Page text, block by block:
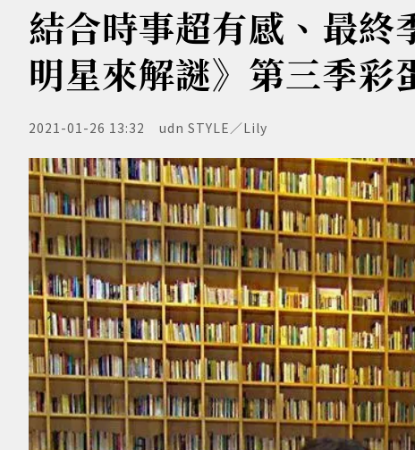
結合時事超有感、最
明星來解謎》第三季彩
2021-01-26 13:32 udn STYLE／Lily